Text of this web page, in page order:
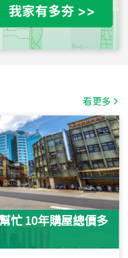
看更多
忙 10年購屋總價多